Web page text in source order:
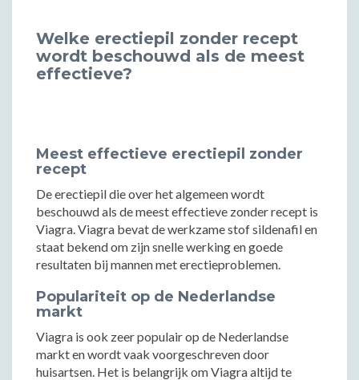
Welke erectiepil zonder recept
wordt beschouwd als de meest
effectieve?
Meest effectieve erectiepil zonder
recept
De erectiepil die over het algemeen wordt
beschouwd als de meest effectieve zonder recept is
Viagra. Viagra bevat de werkzame stof sildenafil en
staat bekend om zijn snelle werking en goede
resultaten bij mannen met erectieproblemen.
Populariteit op de Nederlandse
markt
Viagra is ook zeer populair op de Nederlandse
markt en wordt vaak voorgeschreven door
huisartsen. Het is belangrijk om Viagra altijd te